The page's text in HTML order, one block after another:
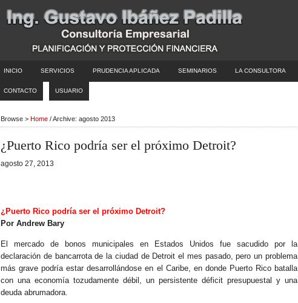
INICIO SERVICIOS PRUDENCIA APLICADA SEMINARIOS LA CONSULTORA
CONTACTO USUARIO
Browse > Home / Archive: agosto 2013
¿Puerto Rico podría ser el próximo Detroit?
agosto 27, 2013
¿Puerto Rico podría ser el próximo Detroit?
Por Andrew Bary
El mercado de bonos municipales en Estados Unidos fue sacudido por la
declaración de bancarrota de la ciudad de Detroit el mes pasado, pero un problema
más grave podría estar desarrollándose en el Caribe, en donde Puerto Rico batalla
con una economía tozudamente débil, un persistente déficit presupuestal y una
deuda abrumadora.